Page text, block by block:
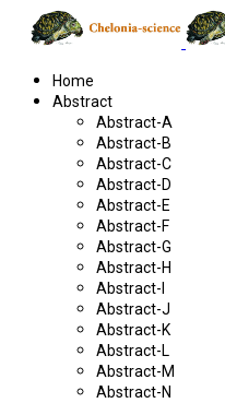
Home
Abstract
Abstract-A
Abstract-B
Abstract-C
Abstract-D
Abstract-E
Abstract-F
Abstract-G
Abstract-H
Abstract-I
Abstract-J
Abstract-K
Abstract-L
Abstract-M
Abstract-N